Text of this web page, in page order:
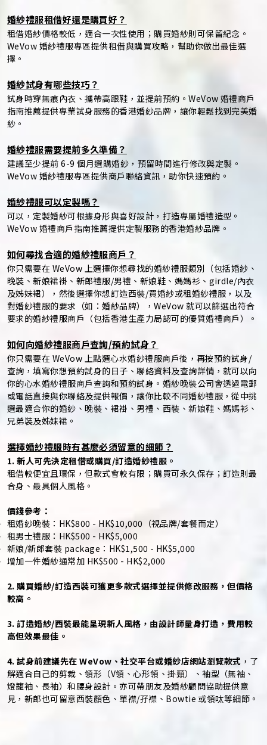
婚紗禮服租借好還是購買好？
租借婚紗價格較低，適合一次性使用；購買婚紗則可保留紀念。
WeVow 婚紗禮服專區提供租借與購買攻略，幫助你做出最佳選
擇。
婚紗試身有哪些技巧？
試身時穿無痕內衣、攜帶高跟鞋，並提前預約。WeVow 婚禮商戶
指南推薦提供專業試身服務的香港婚紗品牌，讓你輕鬆找到完美婚
紗。
婚紗禮服需要提前多久準備？
建議至少提前 6-9 個月選購婚紗，預留時間進行修改與定製。
WeVow 婚紗禮服專區提供商戶聯絡資訊，助你快速預約。
婚紗禮服可以定製嗎？
可以，定製婚紗可根據身形與喜好設計，打造專屬婚禮造型。
WeVow 婚禮商戶指南推薦提供定製服務的香港婚紗品牌。
如何尋找合適的婚紗禮服商戶？
你只需要在 WeVow 上選擇你想尋找的婚紗禮服類別（包括婚紗、
晚裝、新娘裙褂、新郎禮服/男禮、新娘鞋、媽媽衫、girdle/內衣
及姊妹裙），然後選擇你想訂造西裝/買婚紗或租婚紗禮服，以及
對婚紗禮服的要求（如：婚紗品牌），WeVow 就可以篩選出符合
要求的婚紗禮服商戶（包括香港生產力局認可的優質婚禮商戶）。
如何向婚紗禮服商戶查詢/預約試身？
你只需要在 WeVow 上點選心水婚紗禮服商戶後，再按預約試身/
查詢，填寫你想預約試身的日子、聯絡資料及查詢詳情，就可以向
你的心水婚紗禮服商戶查詢和預約試身。婚紗晚裝公司會透過電郵
或電話直接與你聯絡及提供報價，讓你比較不同婚紗禮服，從中挑
選最適合你的婚紗、晚裝、裙褂、男禮、西裝、新娘鞋、媽媽衫、
兄弟裝及姊妹裙。
選擇婚紗禮服時有甚麼必須留意的細節？
1. 新人可先決定租借或購買/訂造婚紗禮服。
租借較便宜且環保，但款式會較有限；購買可永久保存；訂造則最
合身、最具個人風格。
價錢參考：
租婚紗晚裝：HK$800 - HK$10,000（視品牌/套餐而定）
租男士禮服：HK$500 - HK$5,000
新娘/新郎套裝 package：HK$1,500 - HK$5,000
增加一件婚紗通常加 HK$500 - HK$2,000
2. 購買婚紗/訂造西裝可獲更多款式選擇並提供修改服務，但價格
較高。
3. 訂造婚紗/西裝最能呈現新人風格，由設計師量身打造，費用較
高但效果最佳。
4. 試身前建議先在 WeVow、社交平台或婚紗店網站瀏覽款式 ，了
解適合自己的剪裁、領形（V領、心形領、掛頸）、袖型（無袖、
燈籠袖、長袖）和腰身設計。亦可帶朋友及婚紗顧問協助提供意
見，新郎也可留意西裝顏色、單襟/孖襟、Bowtie 或領呔等細節。